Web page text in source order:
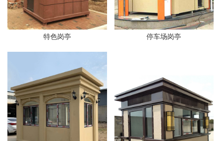
特色岗亭 停车场岗亭